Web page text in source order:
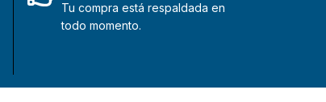
Tu compra está respaldada en
todo momento.